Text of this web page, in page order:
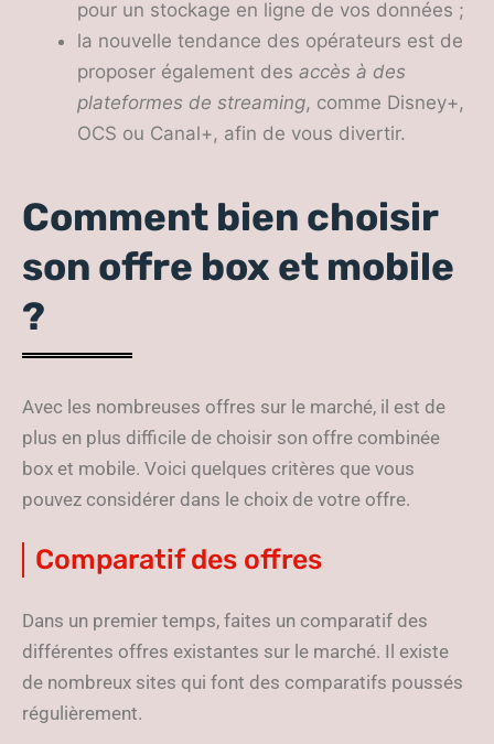
pour un stockage en ligne de vos données ;
la nouvelle tendance des opérateurs est de
proposer également des accès à des
plateformes de streaming, comme Disney+,
OCS ou Canal+, afin de vous divertir.
Comment bien choisir
son offre box et mobile
?
Avec les nombreuses offres sur le marché, il est de
plus en plus difficile de choisir son offre combinée
box et mobile. Voici quelques critères que vous
pouvez considérer dans le choix de votre offre.
Comparatif des offres
Dans un premier temps, faites un comparatif des
différentes offres existantes sur le marché. Il existe
de nombreux sites qui font des comparatifs poussés
régulièrement.